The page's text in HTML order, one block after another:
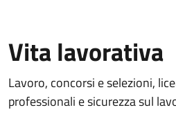
Vita lavorativa
Lavoro, concorsi e selezioni,
professionali e sicurezza sul